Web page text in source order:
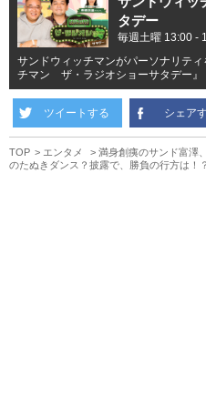
タデー
毎週土曜 13:00 -
サンドウィッチマンがパーソナリテ
チマン ザ・ラジオショーサタデー』
ツイートする シェア
TOP エンタメ
満身創痍のサンド富澤
のたぬきダンス？披露で、勝負の行方は！？